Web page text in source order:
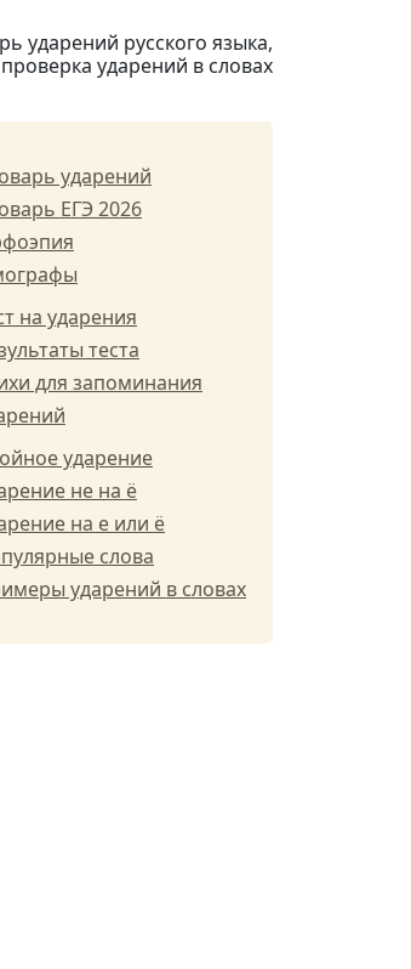
ударений русского языка,
проверка ударений в словах
ударений
ЕГЭ 2026
на ударения
теста
для запоминания
ударение
не на ё
на е или ё
слова
ударений в словах